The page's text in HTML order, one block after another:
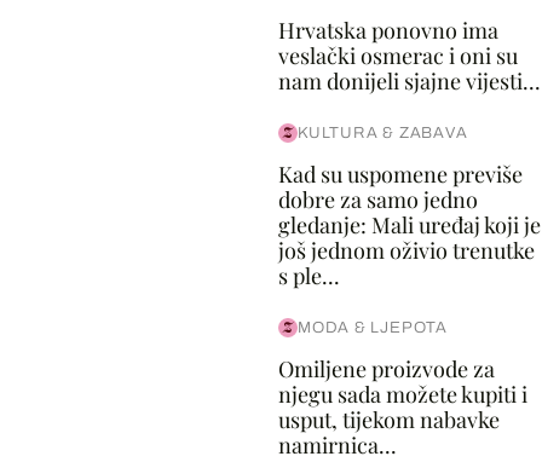
Hrvatska ponovno ima
veslački osmerac i oni su
nam donijeli sjajne vijesti...
KULTURA & ZABAVA
Kad su uspomene previše
dobre za samo jedno
gledanje: Mali uređaj koji je
još jednom oživio trenutke
s ple...
MODA & LJEPOTA
Omiljene proizvode za
njegu sada možete kupiti i
usput, tijekom nabavke
namirnica...